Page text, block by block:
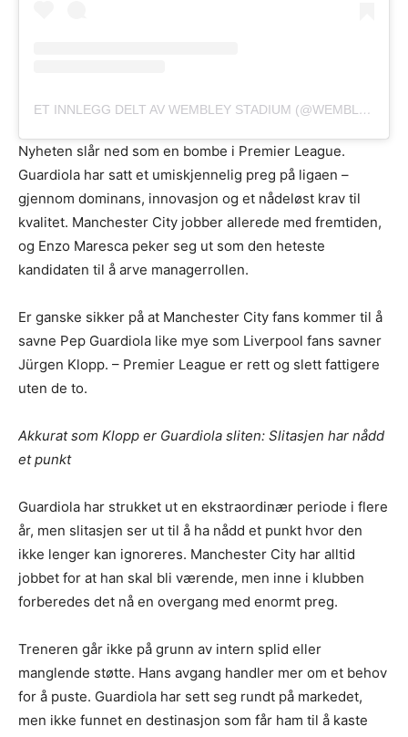
ET INNLEGG DELT AV WEMBLEY STADIUM (@WEMBLEYSTADIUM)
Nyheten slår ned som en bombe i Premier League.
Guardiola har satt et umiskjennelig preg på ligaen –
gjennom dominans, innovasjon og et nådeløst krav til
kvalitet. Manchester City jobber allerede med fremtiden,
og Enzo Maresca peker seg ut som den heteste
kandidaten til å arve managerrollen.
Er ganske sikker på at Manchester City fans kommer til å
savne Pep Guardiola like mye som Liverpool fans savner
Jürgen Klopp. – Premier League er rett og slett fattigere
uten de to.
Akkurat som Klopp er Guardiola sliten: Slitasjen har nådd
et punkt
Guardiola har strukket ut en ekstraordinær periode i flere
år, men slitasjen ser ut til å ha nådd et punkt hvor den
ikke lenger kan ignoreres. Manchester City har alltid
jobbet for at han skal bli værende, men inne i klubben
forberedes det nå en overgang med enormt preg.
Treneren går ikke på grunn av intern splid eller
manglende støtte. Hans avgang handler mer om et behov
for å puste. Guardiola har sett seg rundt på markedet,
men ikke funnet en destinasjon som får ham til å kaste